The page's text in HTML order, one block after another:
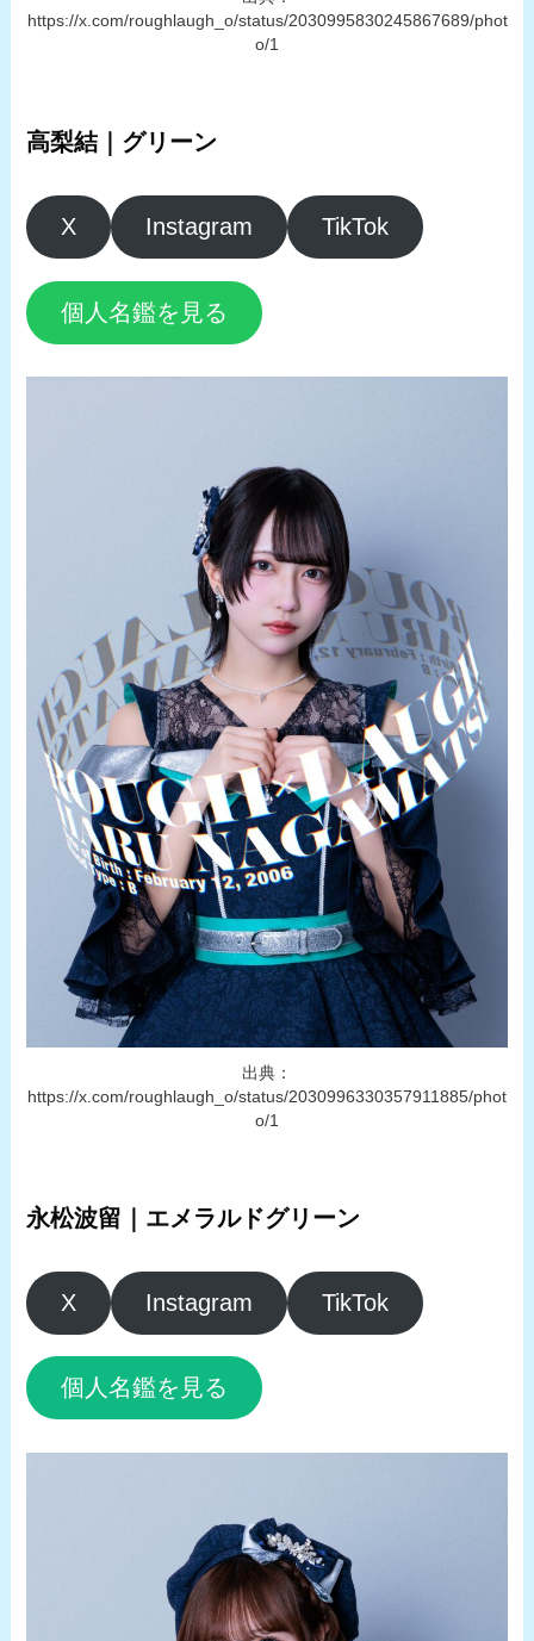
https://x.com/roughlaugh_o/status/2030995830245867689/phot
o/1
高梨結｜グリーン
X Instagram TikTok
個人名鑑を見る
出典：
https://x.com/roughlaugh_o/status/2030996330357911885/phot
o/1
永松波留｜エメラルドグリーン
X Instagram TikTok
個人名鑑を見る